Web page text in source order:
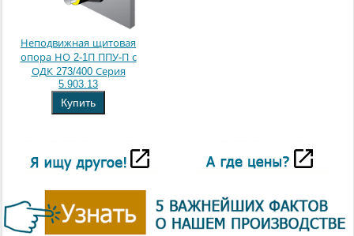
Неподвижная щитовая
опора НО 2-1П ППУ-П с
ОДК 273/400 Серия
5.903.13
Купить